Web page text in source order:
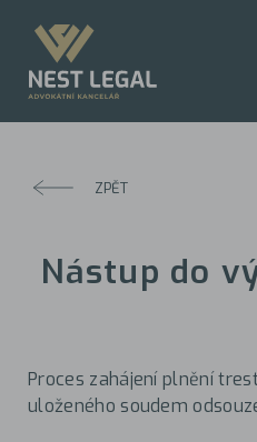
ZPĚT
Nástup do
Proces zahájení plnění
uloženého soudem